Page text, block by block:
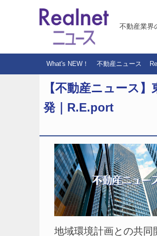
不動産業界
What's NEW！ 不動産ニュース
【不動産ニュース
発｜R.E.port
地域環境計画との共同